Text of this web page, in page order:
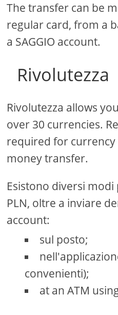
The transfer can be
regular card, from a
a SAGGIO account.
Rivolutezza
Rivolutezza allows
over 30 currencies.
required for currency
money transfer.
Esistono diversi modi
PLN, oltre a inviare
account:
sul posto;
convenienti);
at an ATM